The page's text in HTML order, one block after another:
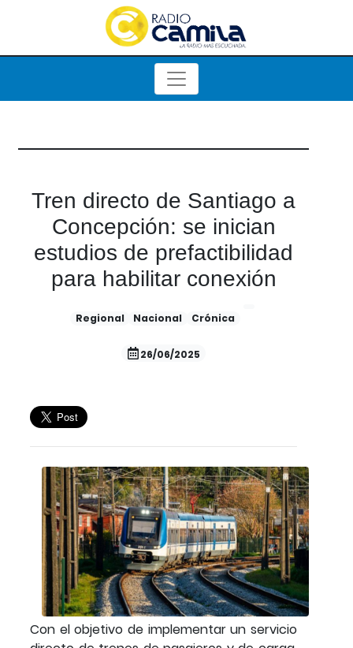
Tren directo de Santiago a
Concepción: se inician
estudios de prefactibilidad
para habilitar conexión
Regional Nacional Crónica
26/06/2025
Con el objetivo de implementar un servicio